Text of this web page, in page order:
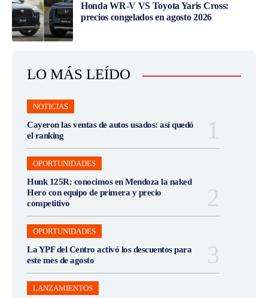
Honda WR-V VS Toyota Yaris Cross:
precios congelados en agosto 2026
LO MÁS LEÍDO
NOTICIAS
Cayeron las ventas de autos usados: así quedó
el ranking
OPORTUNIDADES
Hunk 125R: conocimos en Mendoza la naked
Hero con equipo de primera y precio
competitivo
OPORTUNIDADES
La YPF del Centro activó los descuentos para
este mes de agosto
LANZAMIENTOS